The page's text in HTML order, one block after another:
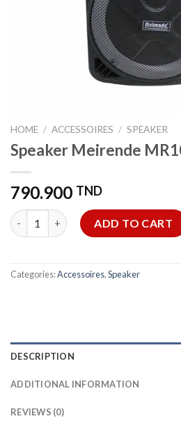
HOME / ACCESSOIRES / SPEAKER
Speaker Meirende
790.900 TND
Speaker Meirende MR109 quantity
ADD TO CART
Categories:Accessoires,Speaker
DESCRIPTION
ADDITIONAL INFORMATION
REVIEWS (0)